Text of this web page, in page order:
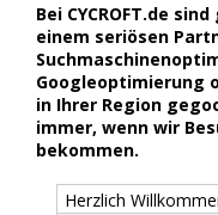
Bei CYCROFT.de
einem seriösen
Googleoptimierung
in Ihrer Region
immer, wenn wir
bekommen.
Herzlich